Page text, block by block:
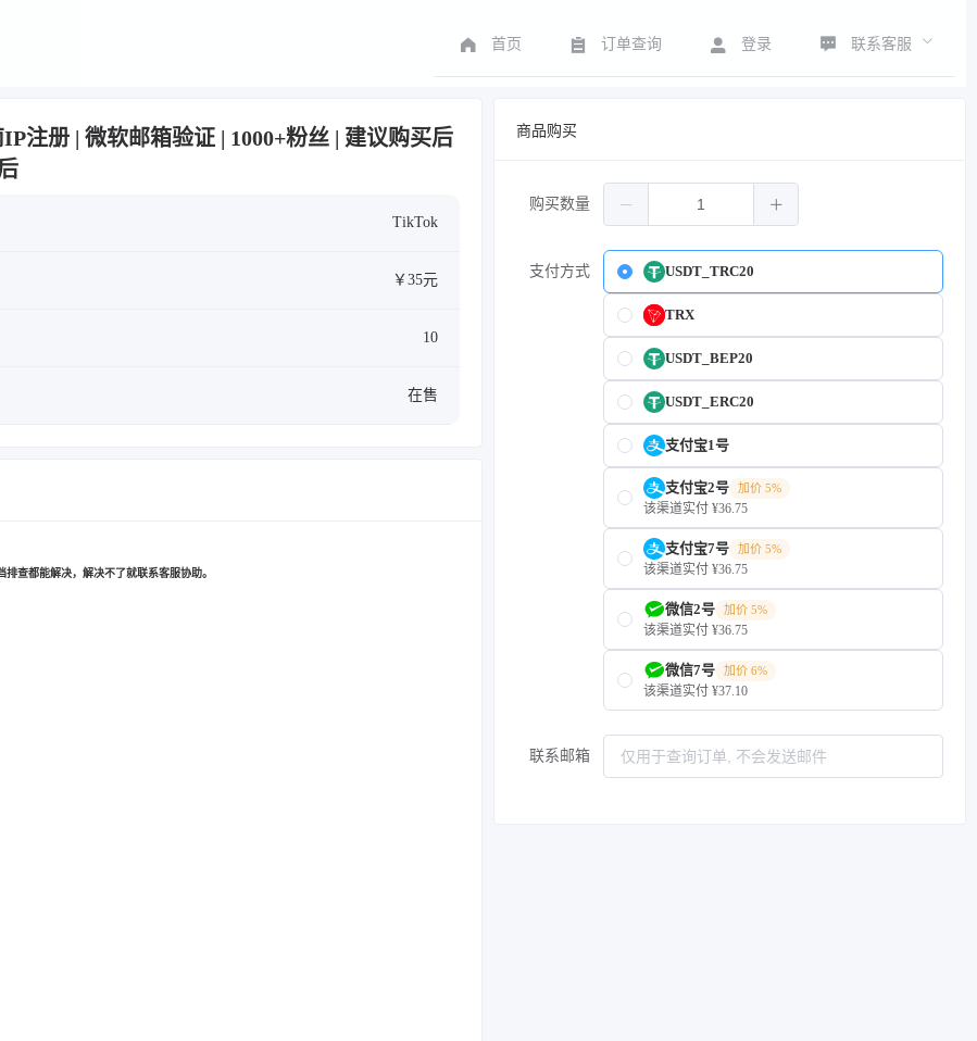
首页 订单查询 登录 联系客服
注册 | 微软邮箱验证 | 1000+粉丝 | 建议购买后
TikTok
￥35元
10
在售
查都能解决，解决不了就联系客服协助。
商品购买
购买数量
支付方式 USDT_TRC20
TRX
USDT_BEP20
USDT_ERC20
支付宝1号
支付宝2号 加价 5%
该渠道实付 ¥36.75
支付宝7号 加价 5%
该渠道实付 ¥36.75
微信2号 加价 5%
该渠道实付 ¥36.75
微信7号 加价 6%
该渠道实付 ¥37.10
联系邮箱